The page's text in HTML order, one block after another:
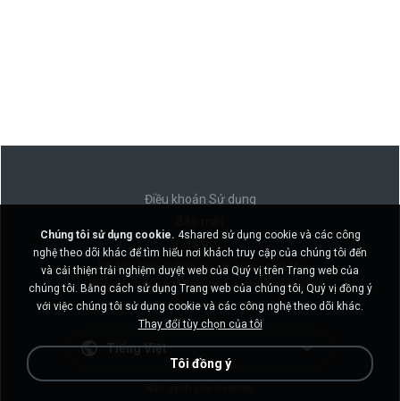
Điều khoản Sử dụng
Không bán thông tin cá nhân của tôi
Không chia sẻ thông tin cá nhân của tôi
Tiếng Việt
Chúng tôi sử dụng cookie. 4shared sử dụng cookie và các công
nghệ theo dõi khác để tìm hiểu nơi khách truy cập của chúng tôi đến
và cải thiện trải nghiệm duyệt web của Quý vị trên Trang web của
chúng tôi. Bằng cách sử dụng Trang web của chúng tôi, Quý vị đồng ý
với việc chúng tôi sử dụng cookie và các công nghệ theo dõi khác.
Thay đổi tùy chọn của tôi
Tôi đồng ý